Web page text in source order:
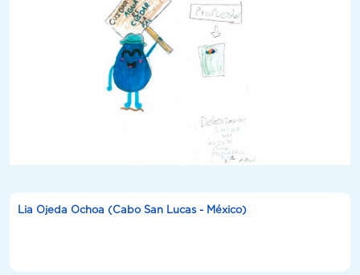
Lia Ojeda Ochoa (Cabo San Lucas - México)